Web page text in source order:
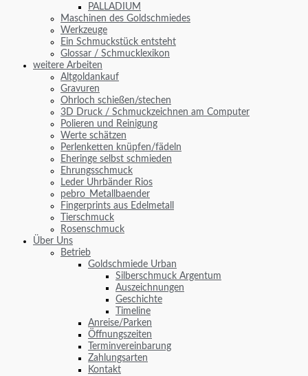
PALLADIUM
Maschinen des Goldschmiedes
Werkzeuge
Ein Schmuckstück entsteht
Glossar / Schmucklexikon
weitere Arbeiten
Altgoldankauf
Gravuren
Ohrloch schießen/stechen
3D Druck / Schmuckzeichnen am Computer
Polieren und Reinigung
Werte schätzen
Perlenketten knüpfen/fädeln
Eheringe selbst schmieden
Ehrungsschmuck
Leder Uhrbänder Rios
pebro_Metallbaender
Fingerprints aus Edelmetall
Tierschmuck
Rosenschmuck
Über Uns
Betrieb
Goldschmiede Urban
Silberschmuck Argentum
Auszeichnungen
Geschichte
Timeline
Anreise/Parken
Öffnungszeiten
Terminvereinbarung
Zahlungsarten
Kontakt